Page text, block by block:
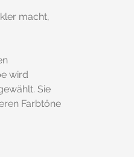
macht,
wird
Sie
Farbtöne